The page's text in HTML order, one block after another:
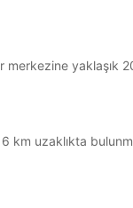
merkezine yaklaşık
km uzaklıkta